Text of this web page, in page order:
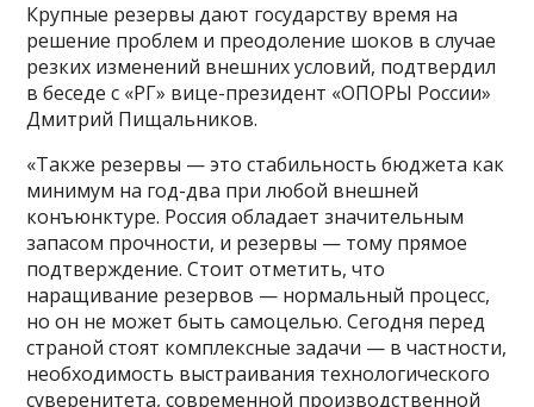
Крупные резервы дают государству время на
решение проблем и преодоление шоков в случае
резких изменений внешних условий, подтвердил
в беседе с «РГ» вице-президент «ОПОРЫ России»
Дмитрий Пищальников.
«Также резервы — это стабильность бюджета как
минимум на год-два при любой внешней
конъюнктуре. Россия обладает значительным
запасом прочности, и резервы — тому прямое
подтверждение. Стоит отметить, что
наращивание резервов — нормальный процесс,
но он не может быть самоцелью. Сегодня перед
страной стоят комплексные задачи — в частности,
необходимость выстраивания технологического
суверенитета, современной производственной